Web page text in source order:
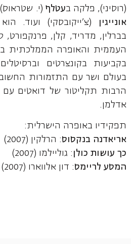
(רוסיני), פלקה בעטלף (י.
אונייגין
(צ'ייקובסקי) ועוד.
בברלין, מדריד, קלן, פרנקפורט,
העממית והאופרה הממלכתית
בקביעות בקונצרטים
בעולם ושר עם התזמורות
הרבות תקליטור של דואטים עם
אדלמן.
תפקידיו באופרה הישרלית:
אריאדנה בנקסוס: הרלקין (2007)
כך עושות כולן : גוליילמו (2007)
המסע לריימס: דון אלווארו (2007)